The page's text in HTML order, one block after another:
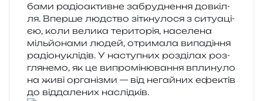
ба­ми радіо­актив­не забру­дне­н­ня дов­кі­л­
ля. Вперше люд­ство зіткну­ло­ся з ситу­а­ці­
єю, коли вели­ка тери­то­рія, насе­ле­на
міль­йо­на­ми людей, отри­ма­ла випа­ді­н­ня
радіо­ну­клі­дів. У насту­пних роз­ді­лах роз­
гля­не­мо, як це випро­мі­ню­ва­н­ня впли­ну­ло
на живі орга­ні­зми — від негай­них ефе­ктів
до від­да­ле­них наслідків.